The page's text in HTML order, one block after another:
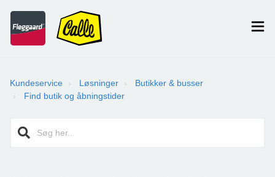
Kundeservice Løsninger
Butikker & busser
Find butik og åbningstider